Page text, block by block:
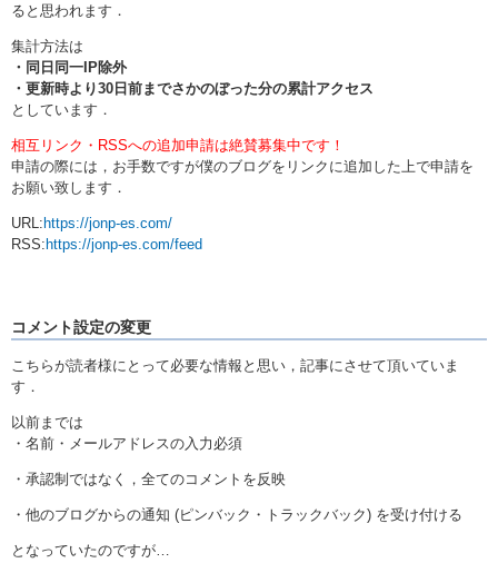
ると思われます．
集計方法は
・同日同一IP除外
・更新時より30日前までさかのぼった分の累計アクセス
としています．
相互リンク・RSSへの追加申請は絶賛募集中です！
申請の際には，お手数ですが僕のブログをリンクに追加した上で申請を
お願い致します．
URL: https://jonp-es.com/
RSS: https://jonp-es.com/feed
コメント設定の変更
こちらが読者様にとって必要な情報と思い，記事にさせて頂いていま
す．
以前までは
・名前・メールアドレスの入力必須
・承認制ではなく，全てのコメントを反映
・他のブログからの通知 (ピンバック・トラックバック) を受け付ける
となっていたのですが…